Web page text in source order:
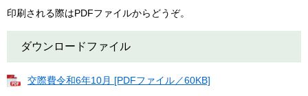
印刷される際はPDFファイルからどうぞ。
ダウンロードファイル
交際費令和6年10月 [PDFファイル／60KB]